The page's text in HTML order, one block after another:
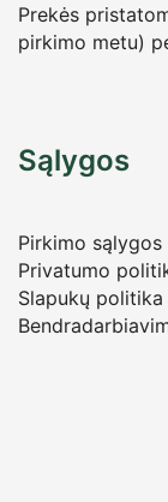
Prekės
pirkimo metu)
Sąlygos
Pirkimo sąlygos
Privatumo
Slapukų politika